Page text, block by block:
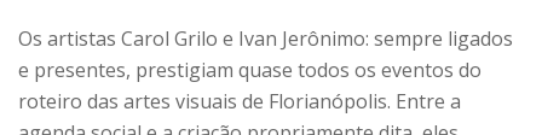
Os artistas Carol Grilo e Ivan Jerônimo: sempre ligados
e presentes, prestigiam quase todos os eventos do
roteiro das artes visuais de Florianópolis. Entre a